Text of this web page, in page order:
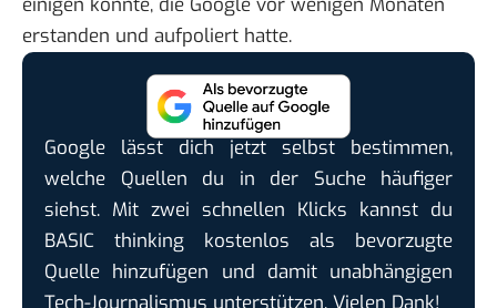
einigen konnte, die Google vor wenigen Monaten
erstanden und aufpoliert hatte.
Google lässt dich jetzt selbst bestimmen,
welche Quellen du in der Suche häufiger
siehst. Mit zwei schnellen Klicks kannst du
BASIC thinking kostenlos als bevorzugte
Quelle hinzufügen und damit unabhängigen
Tech-Journalismus unterstützen. Vielen Dank!